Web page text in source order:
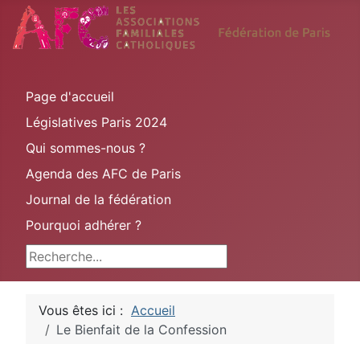
Page d'accueil
Législatives Paris 2024
Qui sommes-nous ?
Agenda des AFC de Paris
Journal de la fédération
Pourquoi adhérer ?
Rechercher
Vous êtes ici : Accueil
Le Bienfait de la Confession